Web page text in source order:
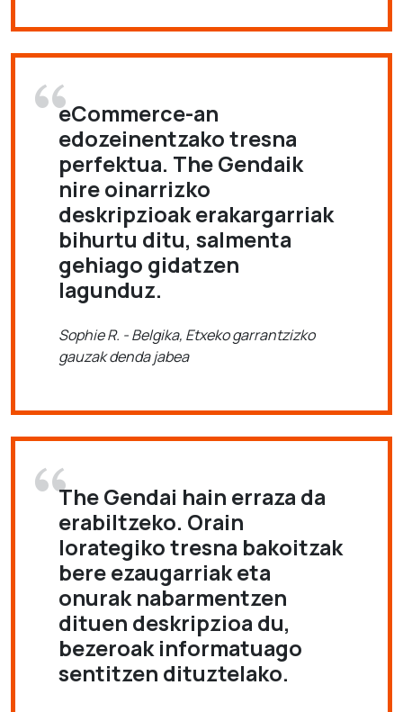
eCommerce-an
edozeinentzako tresna
perfektua. The Gendaik
nire oinarrizko
deskripzioak erakargarriak
bihurtu ditu, salmenta
gehiago gidatzen
lagunduz.
Sophie R. - Belgika, Etxeko garrantzizko
gauzak denda jabea
The Gendai hain erraza da
erabiltzeko. Orain
lorategiko tresna bakoitzak
bere ezaugarriak eta
onurak nabarmentzen
dituen deskripzioa du,
bezeroak informatuago
sentitzen dituztelako.